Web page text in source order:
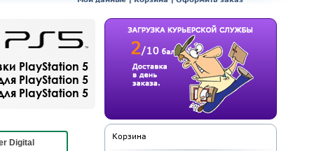
PlayStation 5
PlayStation 5
PlayStation 5
Digital
Корзина